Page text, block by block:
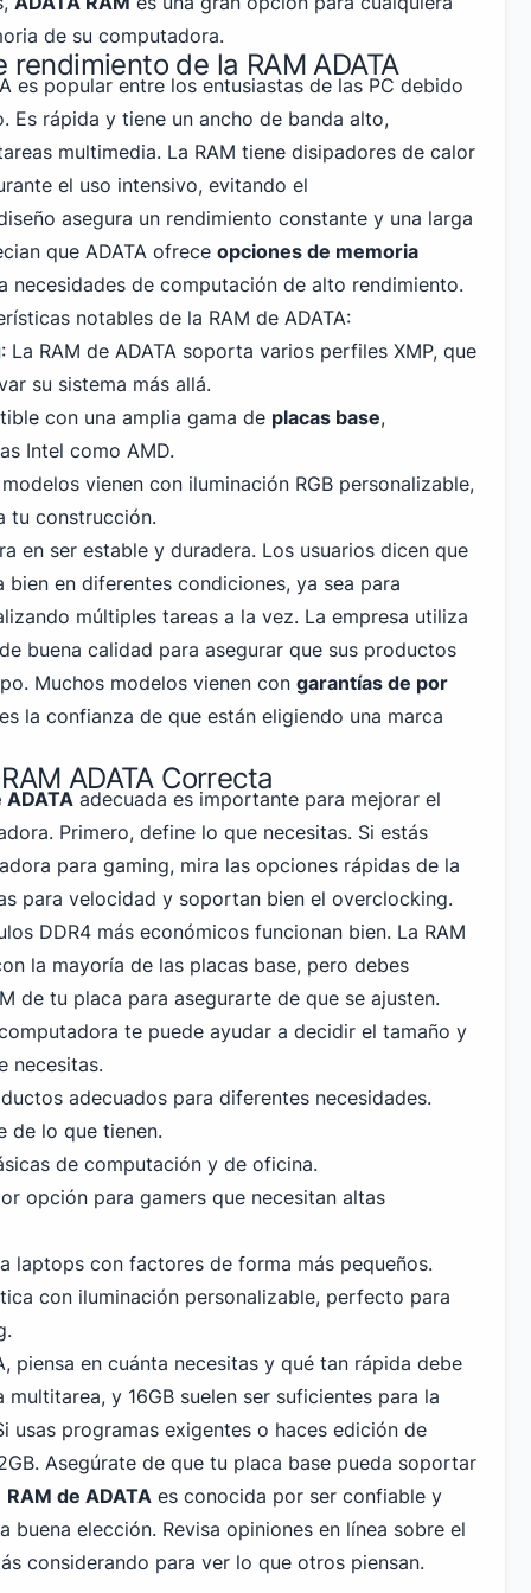
de su computadora.
de la RAM ADATA
es popular entre los entusiastas de las PC debido
Es rápida y tiene un ancho de banda alto,
multimedia. La RAM tiene disipadores de calor
el uso intensivo, evitando el
asegura un rendimiento constante y una larga
que ADATA ofrece opciones de memoria
necesidades de computación de alto rendimiento.
notables de la RAM de ADATA:
: La RAM de ADATA soporta varios perfiles XMP, que
su sistema más allá.
con una amplia gama de placas base,
Intel como AMD.
vienen con iluminación RGB personalizable,
tu construcción.
en ser estable y duradera. Los usuarios dicen que
bien en diferentes condiciones, ya sea para
múltiples tareas a la vez. La empresa utiliza
buena calidad para asegurar que sus productos
Muchos modelos vienen con garantías de por
la confianza de que están eligiendo una marca
ADATA Correcta
ADATA adecuada es importante para mejorar el
Primero, define lo que necesitas. Si estás
para gaming, mira las opciones rápidas de la
para velocidad y soportan bien el overclocking.
DDR4 más económicos funcionan bien. La RAM
la mayoría de las placas base, pero debes
de tu placa para asegurarte de que se ajusten.
te puede ayudar a decidir el tamaño y
necesitas.
adecuados para diferentes necesidades.
de lo que tienen.
de computación y de oficina.
opción para gamers que necesitan altas
laptops con factores de forma más pequeños.
con iluminación personalizable, perfecto para
.
piensa en cuánta necesitas y qué tan rápida debe
multitarea, y 16GB suelen ser suficientes para la
usas programas exigentes o haces edición de
Asegúrate de que tu placa base pueda soportar
RAM de ADATA es conocida por ser confiable y
buena elección. Revisa opiniones en línea sobre el
considerando para ver lo que otros piensan.